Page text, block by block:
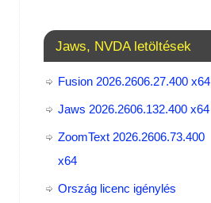
Jaws, NVDA letöltések
Fusion 2026.2606.27.400 x64
Jaws 2026.2606.132.400 x64
ZoomText 2026.2606.73.400​
x64
Ország licenc igénylés